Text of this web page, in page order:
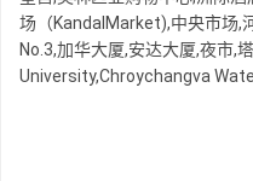
场（KandalMarket),中央市场,
No.3,加华大厦,安达大厦,夜市,
University,Chroychangva